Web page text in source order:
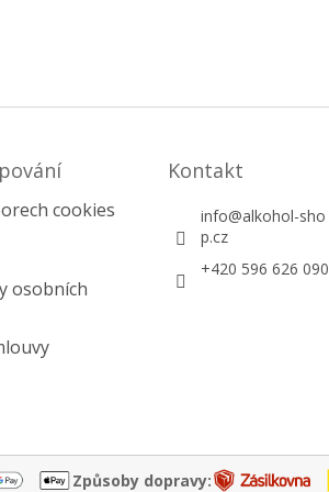
cookies
osobních
Kontakt
info@alkohol-sho
p.cz
+420 596 626 090
Způsoby dopravy: